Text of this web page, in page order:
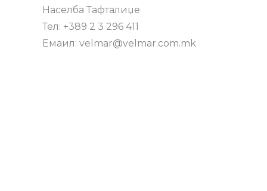
Населба Тафталиџе
Тел: +389 2 3 296 411
Емаил: velmar@velmar.com.mk